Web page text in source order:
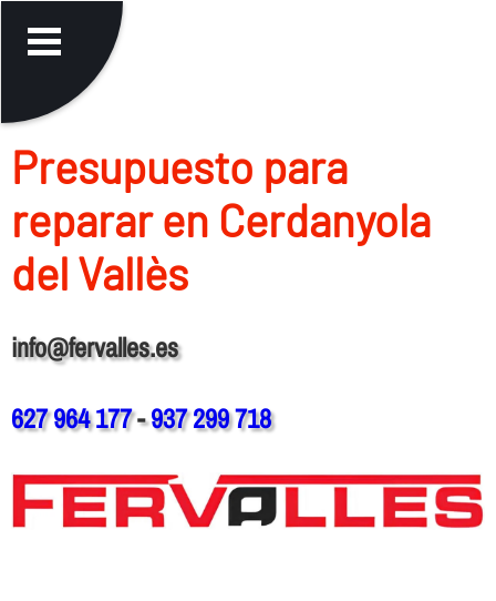
Presupuesto para
reparar en Cerdanyola
del Vallès
info@fervalles.es
627 964 177-937 299 718